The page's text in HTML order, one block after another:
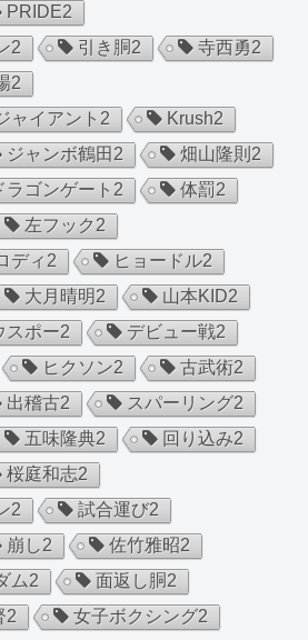
PRIDE2
2 引き胴 2 寺西勇2
2
ャイアント 2 Krush2
ジャンボ鶴田 2 畑山隆則 2
ラゴンゲート 2 体罰2
左フック2
ディ 2 ヒョードル2
大月晴明2 山本KID2
スポー2 デビュー戦2
ヒクソン2 古武術2
出稽古2 スパーリング2
五味隆典2 回り込み2
桜庭和志2
2 試合運び2
崩し2 佐竹雅昭2
ム2 面返し胴 2
2 女子ボクシング2